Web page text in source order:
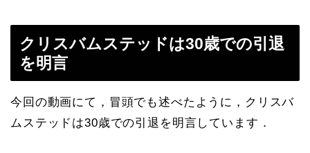
クリスバムステッドは30歳での引退
を明言
今回の動画にて，冒頭でも述べたように，クリスバ
ムステッドは30歳での引退を明言しています．